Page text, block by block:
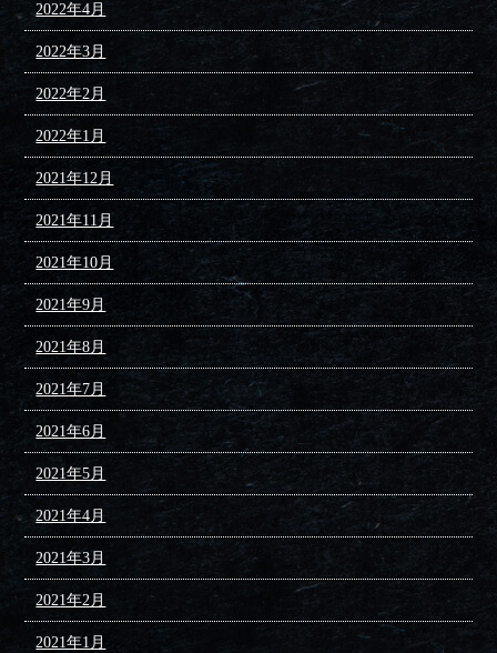
2022年4月
2022年3月
2022年2月
2022年1月
2021年12月
2021年11月
2021年10月
2021年9月
2021年8月
2021年7月
2021年6月
2021年5月
2021年4月
2021年3月
2021年2月
2021年1月